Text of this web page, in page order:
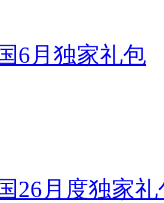
6月独家礼包
26月度独家礼